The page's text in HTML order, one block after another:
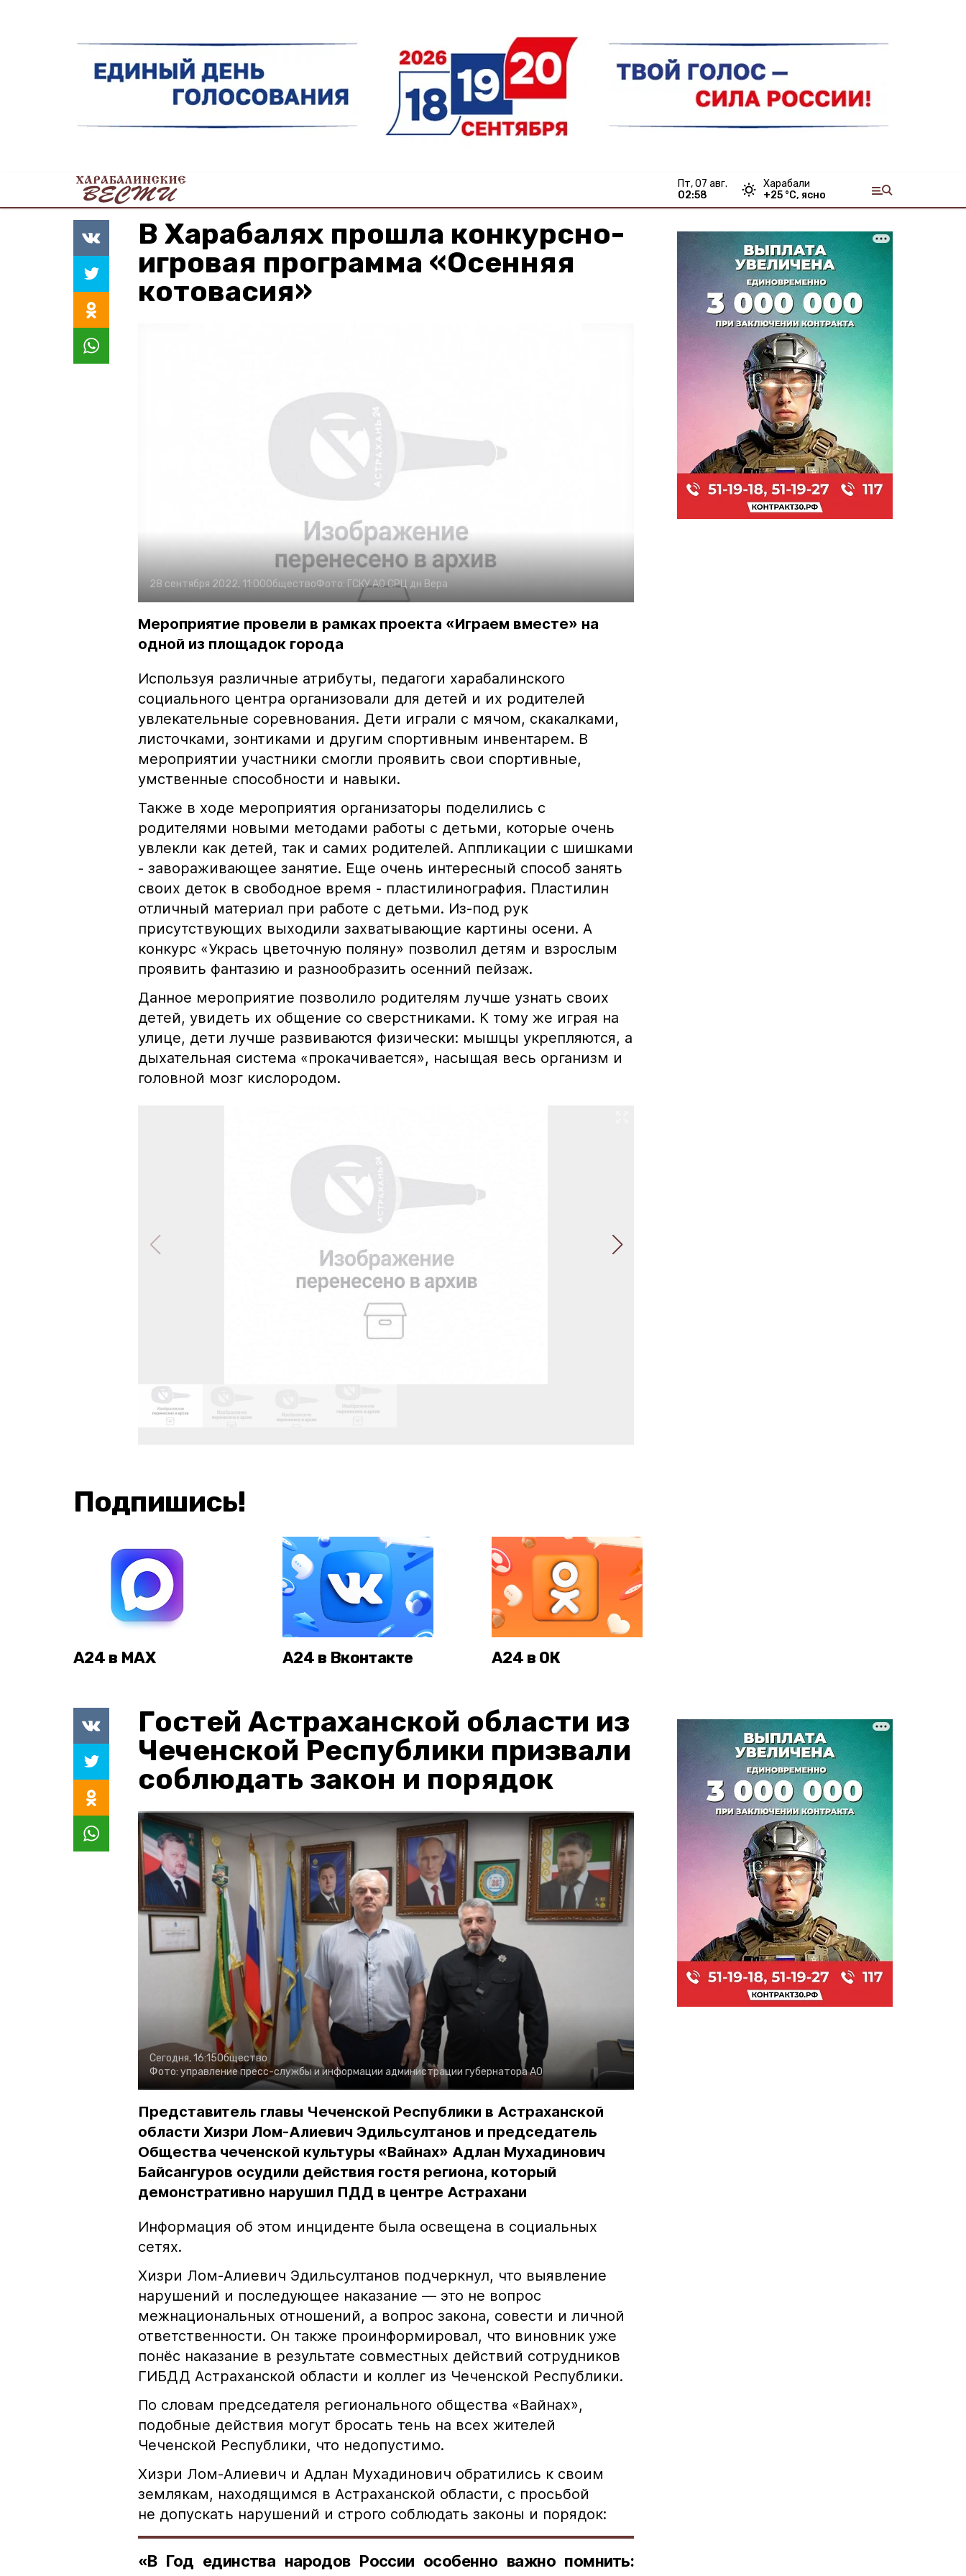
пт, 07 авг.
02:58
Харабали
+25 °С, ясно
В Харабалях прошла конкурсно-
игровая программа «Осенняя
котовасия»
28 сентября 2022, 11:00ОбществоФото: ГСКУ АО СРЦ дн Вера
Мероприятие провели в рамках проекта «Играем вместе» на
одной из площадок города
Используя различные атрибуты, педагоги харабалинского
социального центра организовали для детей и их родителей
увлекательные соревнования. Дети играли с мячом, скакалками,
листочками, зонтиками и другим спортивным инвентарем. В
мероприятии участники смогли проявить свои спортивные,
умственные способности и навыки.
Также в ходе мероприятия организаторы поделились с
родителями новыми методами работы с детьми, которые очень
увлекли как детей, так и самих родителей. Аппликации с шишками
- завораживающее занятие. Еще очень интересный способ занять
своих деток в свободное время - пластилинография. Пластилин
отличный материал при работе с детьми. Из-под рук
присутствующих выходили захватывающие картины осени. А
конкурс «Укрась цветочную поляну» позволил детям и взрослым
проявить фантазию и разнообразить осенний пейзаж.
Данное мероприятие позволило родителям лучше узнать своих
детей, увидеть их общение со сверстниками. К тому же играя на
улице, дети лучше развиваются физически: мышцы укрепляются, а
дыхательная система «прокачивается», насыщая весь организм и
головной мозг кислородом.
Подпишись!
А24 в MAX А24 в Вконтакте А24 в ОК
Гостей Астраханской области из
Чеченской Республики призвали
соблюдать закон и порядок
Сегодня, 16:15Общество
Фото: управление пресс-службы и информации администрации губернатора АО
Представитель главы Чеченской Республики в Астраханской
области Хизри Лом-Алиевич Эдильсултанов и председатель
Общества чеченской культуры «Вайнах» Адлан Мухадинович
Байсангуров осудили действия гостя региона, который
демонстративно нарушил ПДД в центре Астрахани
Информация об этом инциденте была освещена в социальных
сетях.
Хизри Лом-Алиевич Эдильсултанов подчеркнул, что выявление
нарушений и последующее наказание — это не вопрос
межнациональных отношений, а вопрос закона, совести и личной
ответственности. Он также проинформировал, что виновник уже
понёс наказание в результате совместных действий сотрудников
ГИБДД Астраханской области и коллег из Чеченской Республики.
По словам председателя регионального общества «Вайнах»,
подобные действия могут бросать тень на всех жителей
Чеченской Республики, что недопустимо.
Хизри Лом-Алиевич и Адлан Мухадинович обратились к своим
землякам, находящимся в Астраханской области, с просьбой
не допускать нарушений и строго соблюдать законы и порядок:
«В Год единства народов России особенно важно помнить: